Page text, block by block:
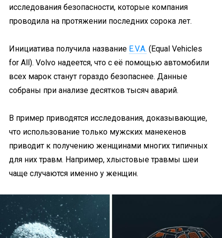
исследования безопасности, которые компания
проводила на протяжении последних сорока лет.
Инициатива получила название E.V.A. (Equal Vehicles
for All). Volvo надеется, что с её помощью автомобили
всех марок станут гораздо безопаснее. Данные
собраны при анализе десятков тысяч аварий.
В пример приводятся исследования, доказывающие,
что использование только мужских манекенов
приводит к получению женщинами многих типичных
для них травм. Например, хлыстовые травмы шеи
чаще случаются именно у женщин.